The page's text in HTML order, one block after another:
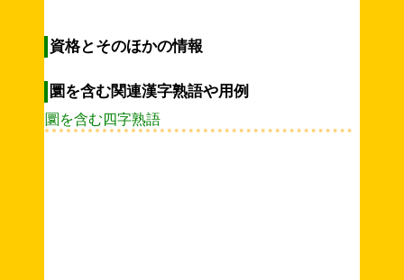
資格とそのほかの情報
圜を含む関連漢字熟語や用例
圜を含む四字熟語